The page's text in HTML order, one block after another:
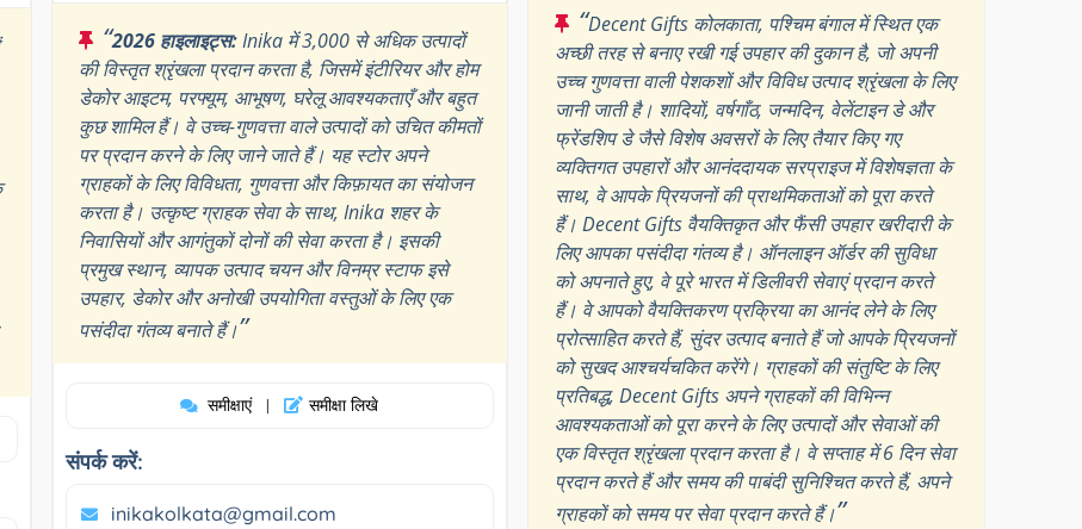
“2026 हाइलाइट्स:Inika में 3,000 से अधिक उत्पादों
की विस्तृत श्रृंखला प्रदान करता है, जिसमें इंटीरियर और होम
डेकोर आइटम, परफ्यूम, आभूषण, घरेलू आवश्यकताएँ और बहुत
कुछ शामिल हैं। वे उच्च-गुणवत्ता वाले उत्पादों को उचित कीमतों
पर प्रदान करने के लिए जाने जाते हैं। यह स्टोर अपने
ग्राहकों के लिए विविधता, गुणवत्ता और किफ़ायत का संयोजन
करता है। उत्कृष्ट ग्राहक सेवा के साथ, Inika शहर के
निवासियों और आगंतुकों दोनों की सेवा करता है। इसकी
प्रमुख स्थान, व्यापक उत्पाद चयन और विनम्र स्टाफ इसे
उपहार, डेकोर और अनोखी उपयोगिता वस्तुओं के लिए एक
पसंदीदा गंतव्य बनाते हैं।”
समीक्षाएं | समीक्षा लिखे
संपर्क करें:
inikakolkata@gmail.com
“Decent Gifts कोलकाता, पश्चिम बंगाल में स्थित एक
अच्छी तरह से बनाए रखी गई उपहार की दुकान है, जो अपनी
उच्च गुणवत्ता वाली पेशकशों और विविध उत्पाद श्रृंखला के लिए
जानी जाती है। शादियों, वर्षगाँठ, जन्मदिन, वेलेंटाइन डे और
फ्रेंडशिप डे जैसे विशेष अवसरों के लिए तैयार किए गए
व्यक्तिगत उपहारों और आनंददायक सरप्राइज में विशेषज्ञता के
साथ, वे आपके प्रियजनों की प्राथमिकताओं को पूरा करते
हैं। Decent Gifts वैयक्तिकृत और फैंसी उपहार खरीदारी के
लिए आपका पसंदीदा गंतव्य है। ऑनलाइन ऑर्डर की सुविधा
को अपनाते हुए, वे पूरे भारत में डिलीवरी सेवाएं प्रदान करते
हैं। वे आपको वैयक्तिकरण प्रक्रिया का आनंद लेने के लिए
प्रोत्साहित करते हैं, सुंदर उत्पाद बनाते हैं जो आपके प्रियजनों
को सुखद आश्चर्यचकित करेंगे। ग्राहकों की संतुष्टि के लिए
प्रतिबद्ध, Decent Gifts अपने ग्राहकों की विभिन्न
आवश्यकताओं को पूरा करने के लिए उत्पादों और सेवाओं की
एक विस्तृत श्रृंखला प्रदान करता है। वे सप्ताह में 6 दिन सेवा
प्रदान करते हैं और समय की पाबंदी सुनिश्चित करते हैं, अपने
ग्राहकों को समय पर सेवा प्रदान करते हैं।”